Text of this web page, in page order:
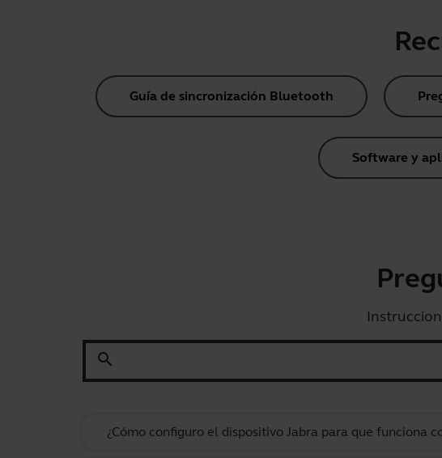
Guía de sincronización Bluetooth
Software y
search
¿Cómo configuro el dispositivo Jabra para que funciona